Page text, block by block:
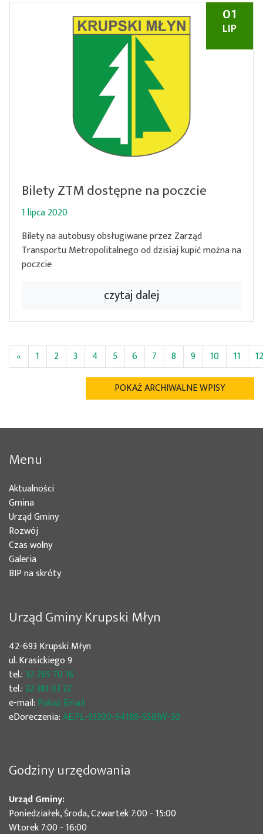
01
LIP
Bilety ZTM dostępne na poczcie
1 lipca 2020
Bilety na autobusy obsługiwane przez Zarząd
Transportu Metropolitalnego od dzisiaj kupić można na
poczcie
czytaj dalej
« 1 2 3 4 5 6 7 8 9 10 11
12
POKAŻ ARCHIWALNE WPISY
Menu
Aktualności
Gmina
Urząd Gminy
Rozwój
Czas wolny
Galeria
BIP na skróty
Urząd Gminy Krupski Młyn
42-693 Krupski Młyn
ul. Krasickiego 9
tel.:32 285 70 16
tel.:32 381 03 32
e-mail: Pokaż Email
eDoreczenia:AE:PL-93300-94188-SSBJW-30
Godziny urzędowania
Urząd Gminy:
Poniedziałek, Środa, Czwartek 7:00 - 15:00
Wtorek 7:00 - 16:00